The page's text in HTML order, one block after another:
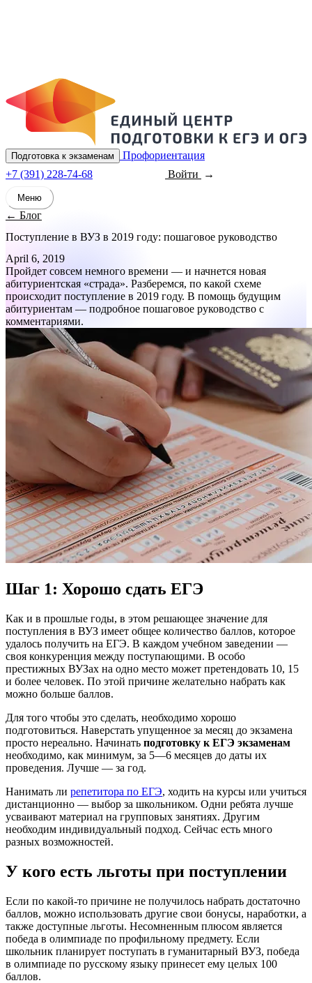
Подготовка к экзаменам
Профориентация
+7 (391) 228-74-68
Войти
Меню
← Блог
Поступление в ВУЗ в 2019 году: пошаговое руководство
April 6, 2019
Пройдет совсем немного времени — и начнется новая
абитуриентская «страда». Разберемся, по какой схеме
происходит поступление в 2019 году. В помощь будущим
абитуриентам — подробное пошаговое руководство с
комментариями.
Шаг 1: Хорошо сдать ЕГЭ
Как и в прошлые годы, в этом решающее значение для
поступления в ВУЗ имеет общее количество баллов, которое
удалось получить на ЕГЭ. В каждом учебном заведении —
своя конкуренция между поступающими. В особо
престижных ВУЗах на одно место может претендовать 10, 15
и более человек. По этой причине желательно набрать как
можно больше баллов.
Для того чтобы это сделать, необходимо хорошо
подготовиться. Наверстать упущенное за месяц до экзамена
просто нереально. Начинать подготовку к ЕГЭ экзаменам
необходимо, как минимум, за 5—6 месяцев до даты их
проведения. Лучше — за год.
Нанимать ли репетитора по ЕГЭ, ходить на курсы или учиться
дистанционно — выбор за школьником. Одни ребята лучше
усваивают материал на групповых занятиях. Другим
необходим индивидуальный подход. Сейчас есть много
разных возможностей.
У кого есть льготы при поступлении
Если по какой-то причине не получилось набрать достаточно
баллов, можно использовать другие свои бонусы, наработки, а
также доступные льготы. Несомненным плюсом является
победа в олимпиаде по профильному предмету. Если
школьник планирует поступать в гуманитарный ВУЗ, победа
в олимпиаде по русскому языку принесет ему целых 100
баллов.